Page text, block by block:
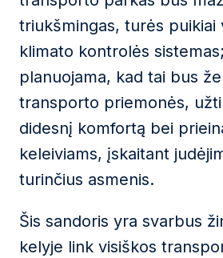
triukšmingas, turės puikiai
klimato kontrolės
planuojama, kad tai bus
transporto priemonės,
didesnį komfortą bei
keleiviams, įskaitant
turinčius asmenis.
Šis sandoris yra svarbus
kelyje link visiškos